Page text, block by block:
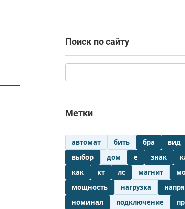
Поиск по сайту
Метки
автомат бить бра
вид
выбор
дом е знак
как
кт лс магнит
мощность
нагрузка
номинал
подключение